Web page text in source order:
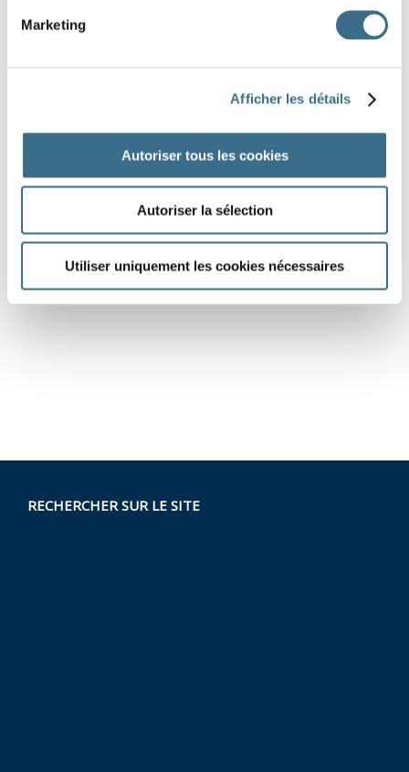
Marketing
Afficher les détails
Autoriser tous les cookies
Autoriser la sélection
Utiliser uniquement les cookies nécessaires
RECHERCHER SUR LE SITE